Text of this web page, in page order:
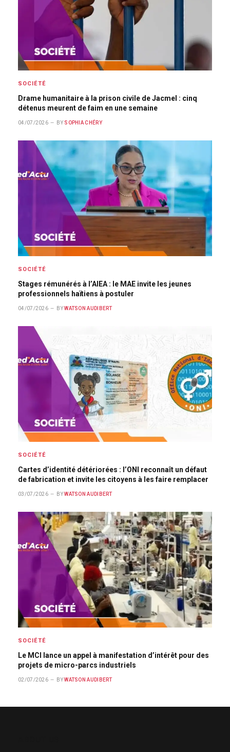
SOCIÉTÉ
Drame humanitaire à la prison civile de Jacmel : cinq
détenus meurent de faim en une semaine
04/07/2026 BY SOPHIA CHÉRY
SOCIÉTÉ
Stages rémunérés à l’AIEA : le MAE invite les jeunes
professionnels haïtiens à postuler
04/07/2026 BY WATSON AUDIBERT
SOCIÉTÉ
Cartes d’identité détériorées : l’ONI reconnaît un défaut
de fabrication et invite les citoyens à les faire remplacer
03/07/2026 BY WATSON AUDIBERT
SOCIÉTÉ
Le MCI lance un appel à manifestation d’intérêt pour des
projets de micro-parcs industriels
02/07/2026 BY WATSON AUDIBERT